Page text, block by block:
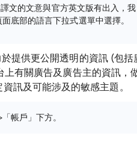
文的文意與官方英文版有出入，我
底部的語言下拉式選單中選擇。
提供更公開透明的資訊 (包括
有關廣告及廣告主的資訊，
訊及可能涉及的敏感主題。
帳戶」下方。